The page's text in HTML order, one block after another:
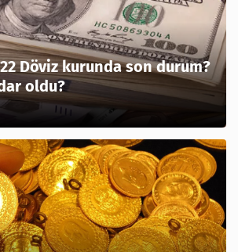
Döviz kurunda son durum?
oldu?